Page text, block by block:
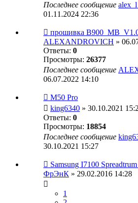
Последнее сообщение
01.11.2024 22:36
прошивка
ALEXANDROVICH »
Ответы: 0
Просмотры: 26377
Последнее сообщение
06.07.2022 14:10
M50 Pro
king6340 » 30.10.2021
Ответы: 0
Просмотры: 18854
Последнее сообщение
30.10.2021 15:27
Samsung I7100
ФрЭнК » 29.02.2016 14:28
1